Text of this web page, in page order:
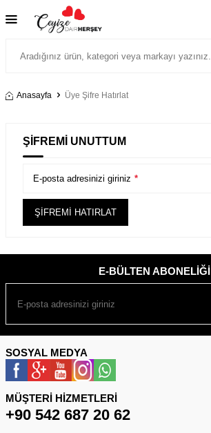
Anasayfa Üye Şifre Hatırlat
ŞIFREMI UNUTTUM
E-posta adresinizi giriniz *
ŞIFREMI HATIRLAT
E-BÜLTEN ABONELIĞI
SOSYAL MEDYA
MÜŞTERI HIZMETLERI
+90 542 687 20 62